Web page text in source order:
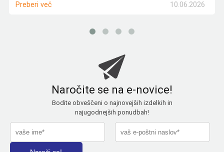
10.06.2026
Preberi več
Naročite se na e-novice!
Bodite obveščeni o najnovejših izdelkih in
najugodnejših ponudbah!